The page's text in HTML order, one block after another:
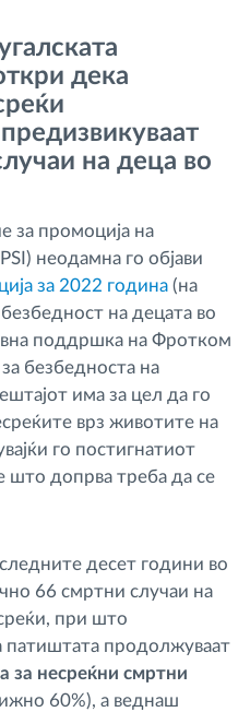
на рутите
на возачите
дека
на деца во
за промоција на
неодамна го објави
за 2022 година (на
на децата во
поддршка на Фротком
безбедноста на
има за цел да го
врз животите на
го постигнатиот
што допрва треба да се
десет години во
66 смртни случаи на
при што
патиштата продолжуваат
за несреќни смртни
60%), а веднаш